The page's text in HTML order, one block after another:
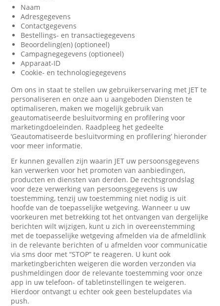
Naam
Adresgegevens
Contactgegevens
Bestellings- en transactiegegevens
Beoordeling(en) (optioneel)
Campagnegegevens (optioneel)
Apparaat-ID
Cookie- en technologiegegevens
Om ons in staat te stellen uw gebruikerservaring met JET te
personaliseren en onze aan u aangeboden Diensten te
optimaliseren, maken we mogelijk gebruik van
geautomatiseerde besluitvorming en profilering voor
marketingdoeleinden. Raadpleeg het gedeelte
‘Geautomatiseerde besluitvorming en profilering’ hieronder
voor meer informatie.
Er kunnen gevallen zijn waarin JET uw persoonsgegevens
kan verwerken voor het promoten van aanbiedingen,
producten en diensten van derden. De rechtsgrondslag
voor deze verwerking van persoonsgegevens is uw
toestemming, tenzij uw toestemming niet nodig is uit
hoofde van de toepasselijke wetgeving. Wanneer u uw
voorkeuren met betrekking tot het ontvangen van dergelijke
berichten wilt wijzigen, kunt u zich in overeenstemming
met de toepasselijke wetgeving afmelden via de afmeldlink
in de relevante berichten of u afmelden voor communicatie
via sms door met “STOP” te reageren. U kunt ook
marketingberichten weigeren die worden verzonden via
pushmeldingen door de relevante toestemming voor onze
app in uw telefoon- of tabletinstellingen te weigeren.
Hierdoor ontvangt u echter ook geen bestelupdates via
push.